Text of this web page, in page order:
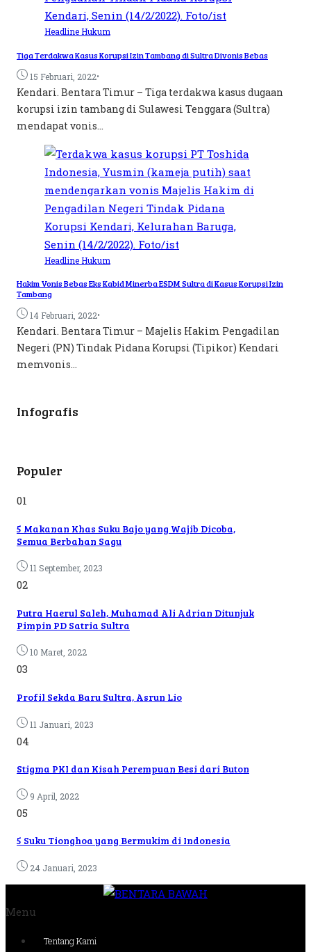
HeadlineHukum
Tiga Terdakwa Kasus Korupsi Izin Tambang di Sultra Divonis Bebas
15 Februari, 2022•
Kendari. Bentara Timur – Tiga terdakwa kasus dugaan
korupsi izin tambang di Sulawesi Tenggara (Sultra)
mendapat vonis...
HeadlineHukum
Hakim Vonis Bebas Eks Kabid Minerba ESDM Sultra di Kasus Korupsi Izin
Tambang
14 Februari, 2022•
Kendari. Bentara Timur – Majelis Hakim Pengadilan
Negeri (PN) Tindak Pidana Korupsi (Tipikor) Kendari
memvonis...
Infografis
Populer
01
5 Makanan Khas Suku Bajo yang Wajib Dicoba,
Semua Berbahan Sagu
11 September, 2023
02
Putra Haerul Saleh, Muhamad Ali Adrian Ditunjuk
Pimpin PD Satria Sultra
10 Maret, 2022
03
Profil Sekda Baru Sultra, Asrun Lio
11 Januari, 2023
04
Stigma PKI dan Kisah Perempuan Besi dari Buton
9 April, 2022
05
5 Suku Tionghoa yang Bermukim di Indonesia
24 Januari, 2023
Menu
Tentang Kami